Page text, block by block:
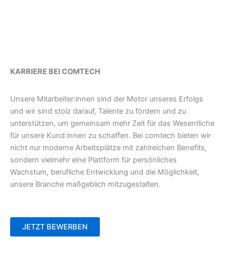
KARRIERE BEI COMTECH
Unsere Mitarbeiter:innen sind der Motor unseres Erfolgs
und wir sind stolz darauf, Talente zu fördern und zu
unterstützen, um gemeinsam mehr Zeit für das Wesentliche
für unsere Kund:innen zu schaffen. Bei comtech bieten wir
nicht nur moderne Arbeitsplätze mit zahlreichen Benefits,
sondern vielmehr eine Plattform für persönliches
Wachstum, berufliche Entwicklung und die Möglichkeit,
unsere Branche maßgeblich mitzugestalten.
JETZT BEWERBEN